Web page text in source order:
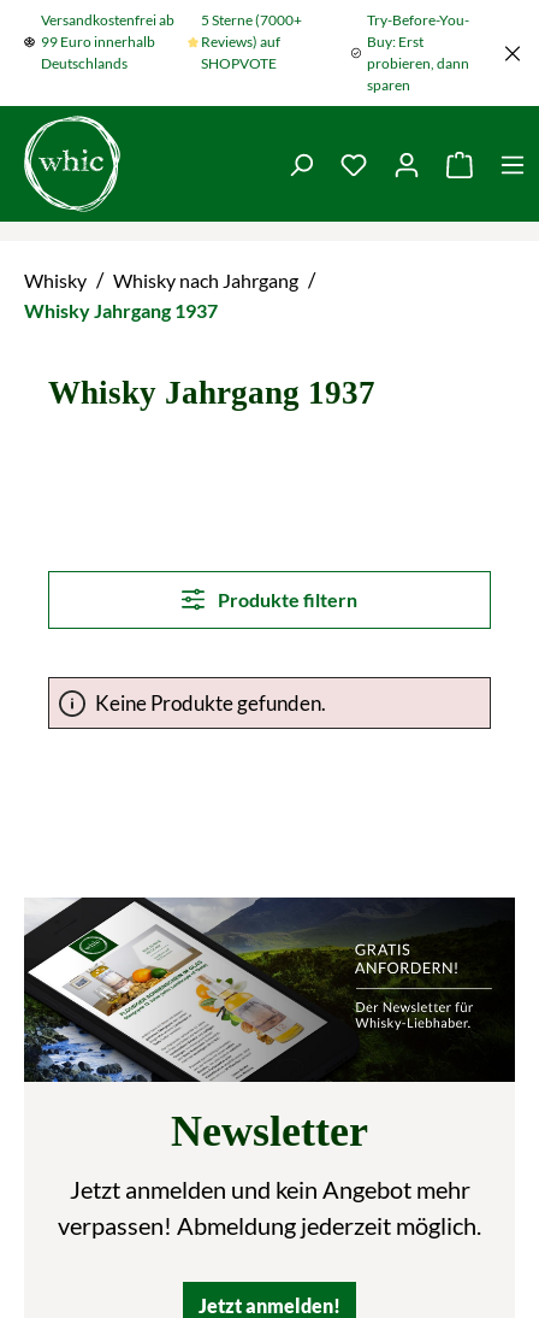
Zum Hauptinhalt springen
Versandkostenfrei ab
99 Euro innerhalb
Deutschlands
5 Sterne (7000+
Reviews) auf
SHOPVOTE
Try-Before-You-
Buy: Erst
probieren, dann
sparen
Du hast 0
Whisky / Whisky nach Jahrgang /
Whisky Jahrgang 1937
Whisky Jahrgang 1937
Produkte filtern
Keine Produkte gefunden.
Newsletter
Jetzt anmelden und kein Angebot mehr
verpassen! Abmeldung jederzeit möglich.
Jetzt anmelden!